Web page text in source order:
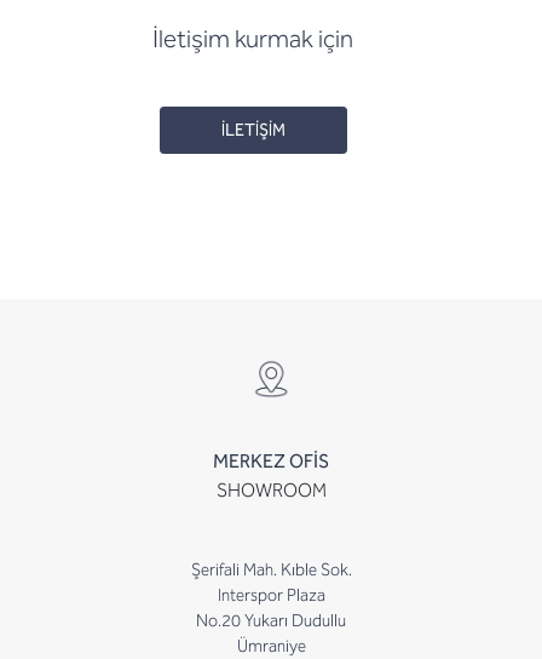
İletişim kurmak için
İLETİŞİM
MERKEZ OFİS
SHOWROOM
Şerifali Mah. Kıble Sok.
Interspor Plaza
No.20 Yukarı Dudullu
Ümraniye